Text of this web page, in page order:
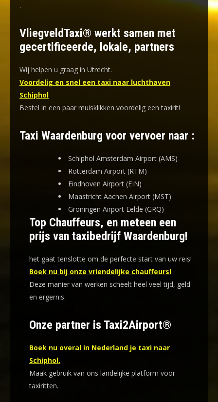
.
VliegveldTaxi® werkt samen met
gecertificeerde, lokale, partners
Wij helpen u graag in Utrecht.
Voordelig en snel een taxi naar luchthaven
Schiphol
Bestel in een paar muisklikken voordelig een taxirit!
Taxi Waardenburg voor vervoer naar :
Schiphol Amsterdam Airport (AMS)
Rotterdam Airport (RTM)
Eindhoven Airport (EIN)
Maastricht Aachen Airport (MST)
Groningen Airport Eelde (GRQ)
Top Chauffeurs, en meteen een
prijs van taxibedrijf Waardenburg!
het gaat tenslotte om de perfecte start van uw reis!
Boek nu bij onze vriendelijke chauffeurs!
Deze manier van werken scheelt heel veel tijd, geld
en ergernis.
Onze partner is Taxi2Airport®
Boek nu overal in Nederland je taxi naar
Schiphol.
Maak gebruik van ons landelijke platform voor
taxiritten.